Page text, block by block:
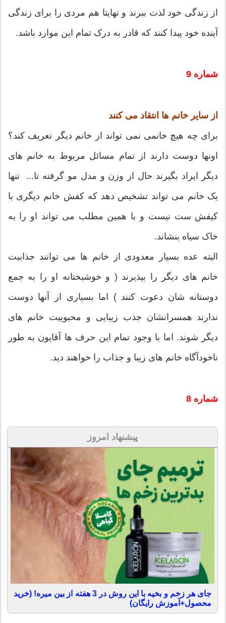
از زندگی خود لذت ببرند و نهایتا هم مردی را برای زندگی
آینده خود پیدا کنند که قادر به درک تمام این موارد باشد.
شماره 9
از سایر خانم ها انتقاد می کنند
برای چه هیچ خانمی نمی تواند از خانم دیگر تعریف کند؟
اونها دوست دارند از تمام مسائل مربوط به خانم های
دیگر ایراد بگیرند حال از وزن و مدل مو گرفته تا... تنها
یک خانم می تواند تشخیص دهد که کفش خانم دیگری با
کیفش ست نیست و با همین مطلب می تواند او را به
خاک سیاه بنشاند.
البته عده بسیار معدودی از خانم ها می توانند جذابیت
خانم های دیگر را بپذیرند ( و خوشبختانه او را به جمع
دوستانه شان دعوت کنند ) اما بسیاری از آنها دوست
ندارند همسرانشان جذب زیبایی و محبوبیت خانم های
دیگر شوند. اما با وجود تمام این حرف ها آقایون به طور
ناخودآگاه خانم های زیبا و جذاب را خواهند دید.
شماره 8
پیشنهاد امروز
جای هر زخم و بخیه با این روش در 3 هفته از بین میره! (خرید
محصول+آموزش رایگان)